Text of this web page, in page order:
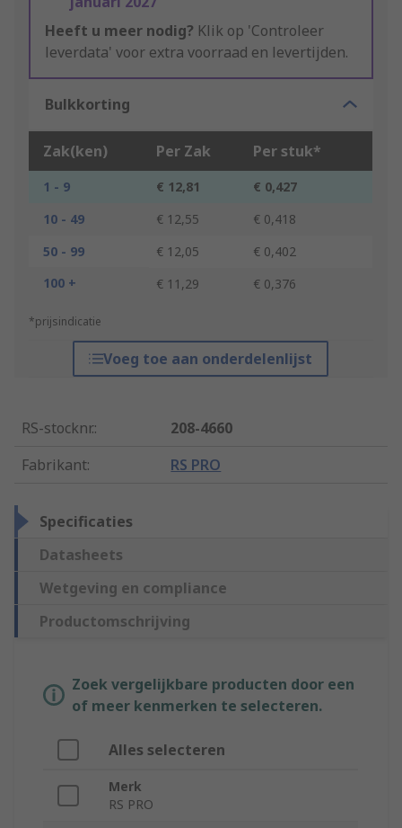
Heeft u meer nodig? Klik op 'Controleer
leverdata' voor extra voorraad en levertijden.
Bulkkorting
Zak(ken) Per Zak Per stuk*
1 - 9 € 12,81
€ 0,427
10 - 49
€ 12,55
€ 0,418
50 - 99
€ 12,05
€ 0,402
100 +
€ 11,29 € 0,376
*prijsindicatie
Voeg toe aan onderdelenlijst
RS-stocknr.:
208-4660
Fabrikant: RS PRO
Specificaties
Datasheets
Wetgeving en compliance
Productomschrijving
Zoek vergelijkbare producten door een
of meer kenmerken te selecteren.
Alles selecteren
Merk
RS PRO